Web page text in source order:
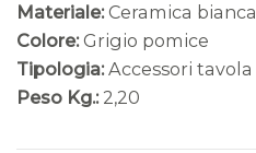
Materiale: Ceramica bianca
Colore: Grigio pomice
Tipologia: Accessori tavola
Peso Kg.: 2,20